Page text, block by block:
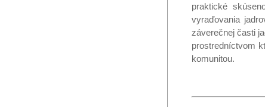
praktické
vyraďovania
záverečnej časti
prostredníctvom
komunitou.